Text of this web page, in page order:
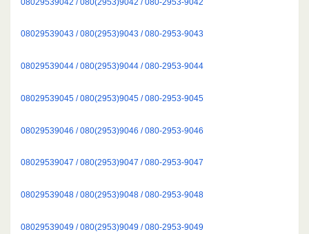
08029539043 / 080(2953)9043 / 080-2953-9043
08029539044 / 080(2953)9044 / 080-2953-9044
08029539045 / 080(2953)9045 / 080-2953-9045
08029539046 / 080(2953)9046 / 080-2953-9046
08029539047 / 080(2953)9047 / 080-2953-9047
08029539048 / 080(2953)9048 / 080-2953-9048
08029539049 / 080(2953)9049 / 080-2953-9049